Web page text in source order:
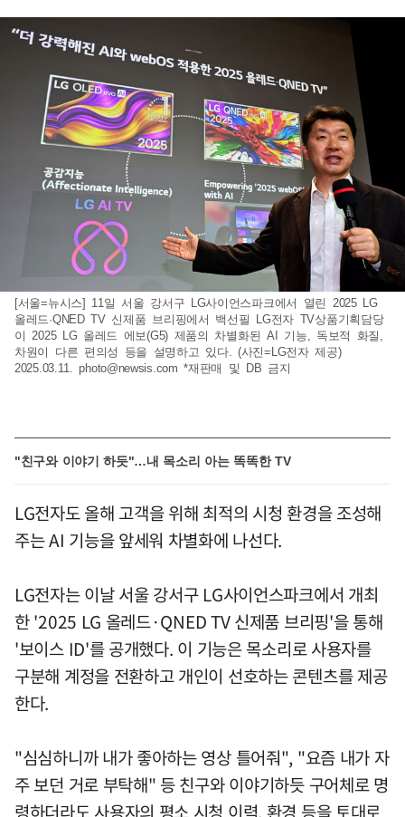
[서울=뉴시스] 11일 서울 강서구 LG사이언스파크에서 열린 2025 LG
올레드·QNED TV 신제품 브리핑에서 백선필 LG전자 TV상품기획담당
이 2025 LG 올레드 에보(G5) 제품의 차별화된 AI 기능, 독보적 화질,
차원이 다른 편의성 등을 설명하고 있다. (사진=LG전자 제공)
2025.03.11.photo@newsis.com *재판매 및 DB 금지
"친구와 이야기 하듯"…내 목소리 아는 똑똑한 TV
LG전자도 올해 고객을 위해 최적의 시청 환경을 조성해
주는 AI 기능을 앞세워 차별화에 나선다.
LG전자는 이날 서울 강서구 LG사이언스파크에서 개최
한 '2025 LG 올레드·QNED TV 신제품 브리핑'을 통해
'보이스 ID'를 공개했다. 이 기능은 목소리로 사용자를
구분해 계정을 전환하고 개인이 선호하는 콘텐츠를 제공
한다.
"심심하니까 내가 좋아하는 영상 틀어줘", "요즘 내가 자
주 보던 거로 부탁해" 등 친구와 이야기하듯 구어체로 명
령하더라도 사용자의 평소 시청 이력, 환경 등을 토대로